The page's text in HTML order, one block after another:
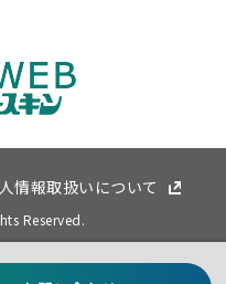
情報取扱いについて
Reserved.